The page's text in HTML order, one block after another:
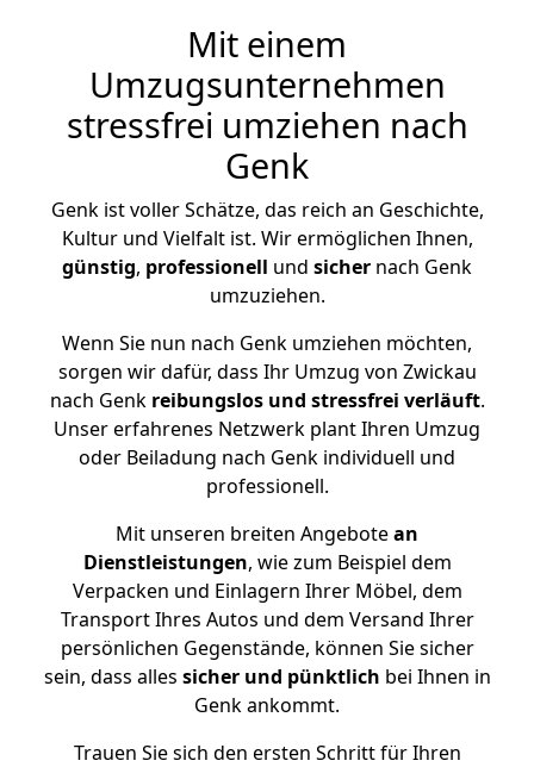
Mit einem
Umzugsunternehmen
stressfrei umziehen nach
Genk
Genk ist voller Schätze, das reich an Geschichte,
Kultur und Vielfalt ist. Wir ermöglichen Ihnen,
günstig, professionell und sicher nach Genk
umzuziehen.
Wenn Sie nun nach Genk umziehen möchten,
sorgen wir dafür, dass Ihr Umzug von Zwickau
nach Genk reibungslos und stressfrei verläuft.
Unser erfahrenes Netzwerk plant Ihren Umzug
oder Beiladung nach Genk individuell und
professionell.
Mit unseren breiten Angebotean
Dienstleistungen, wie zum Beispiel dem
Verpacken und Einlagern Ihrer Möbel, dem
Transport Ihres Autos und dem Versand Ihrer
persönlichen Gegenstände, können Sie sicher
sein, dass alles sicher und pünktlich bei Ihnen in
Genk ankommt.
Trauen Sie sich den ersten Schritt für Ihren